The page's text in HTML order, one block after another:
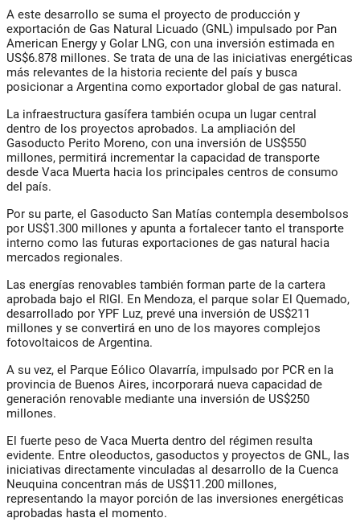
A este desarrollo se suma el proyecto de producción y
exportación de Gas Natural Licuado (GNL) impulsado por Pan
American Energy y Golar LNG, con una inversión estimada en
US$6.878 millones. Se trata de una de las iniciativas energéticas
más relevantes de la historia reciente del país y busca
posicionar a Argentina como exportador global de gas natural.
La infraestructura gasífera también ocupa un lugar central
dentro de los proyectos aprobados. La ampliación del
Gasoducto Perito Moreno, con una inversión de US$550
millones, permitirá incrementar la capacidad de transporte
desde Vaca Muerta hacia los principales centros de consumo
del país.
Por su parte, el Gasoducto San Matías contempla desembolsos
por US$1.300 millones y apunta a fortalecer tanto el transporte
interno como las futuras exportaciones de gas natural hacia
mercados regionales.
Las energías renovables también forman parte de la cartera
aprobada bajo el RIGI. En Mendoza, el parque solar El Quemado,
desarrollado por YPF Luz, prevé una inversión de US$211
millones y se convertirá en uno de los mayores complejos
fotovoltaicos de Argentina.
A su vez, el Parque Eólico Olavarría, impulsado por PCR en la
provincia de Buenos Aires, incorporará nueva capacidad de
generación renovable mediante una inversión de US$250
millones.
El fuerte peso de Vaca Muerta dentro del régimen resulta
evidente. Entre oleoductos, gasoductos y proyectos de GNL, las
iniciativas directamente vinculadas al desarrollo de la Cuenca
Neuquina concentran más de US$11.200 millones,
representando la mayor porción de las inversiones energéticas
aprobadas hasta el momento.